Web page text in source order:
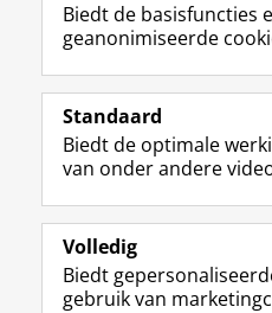
Volg de RUG
Studiekiezers
Alumni
Over ons
Biedt de basisfuncties
geanonimiseerde
Standaard
Biedt de optimale
van onder andere
Volledig
Biedt
gebruik van